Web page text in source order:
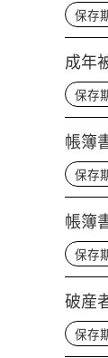
保存
成年
保存
帳簿
保存
帳簿
保存
破産
保存